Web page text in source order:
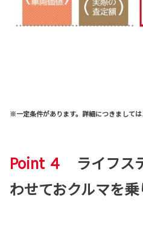
※一定条件があります。詳細につきまして
Point ４
ライフス
わせておクルマを乗